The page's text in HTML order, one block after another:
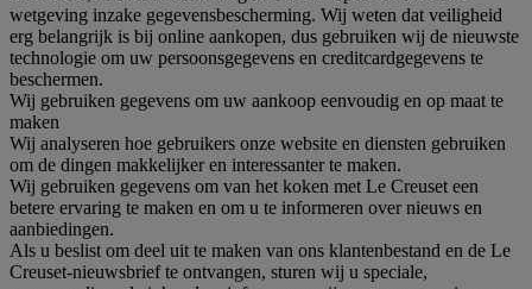
wetgeving inzake gegevensbescherming. Wij weten dat veiligheid
erg belangrijk is bij online aankopen, dus gebruiken wij de nieuwste
technologie om uw persoonsgegevens en creditcardgegevens te
beschermen.
Wij gebruiken gegevens om uw aankoop eenvoudig en op maat te
maken
Wij analyseren hoe gebruikers onze website en diensten gebruiken
om de dingen makkelijker en interessanter te maken.
Wij gebruiken gegevens om van het koken met Le Creuset een
betere ervaring te maken en om u te informeren over nieuws en
aanbiedingen.
Als u beslist om deel uit te maken van ons klantenbestand en de Le
Creuset-nieuwsbrief te ontvangen, sturen wij u speciale,